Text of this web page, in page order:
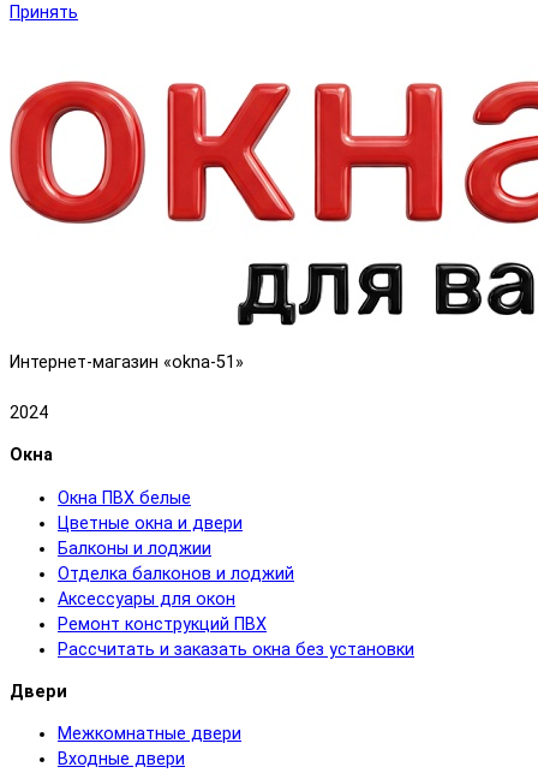
Принять
Интернет-магазин «okna-51»
2024
Окна
Окна ПВХ белые
Цветные окна и двери
Балконы и лоджии
Отделка балконов и лоджий
Аксессуары для окон
Ремонт конструкций ПВХ
Рассчитать и заказать окна без установки
Двери
Межкомнатные двери
Входные двери